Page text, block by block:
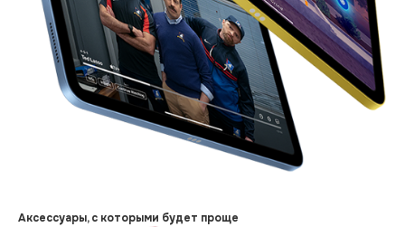
Аксессуары, с которыми будет проще